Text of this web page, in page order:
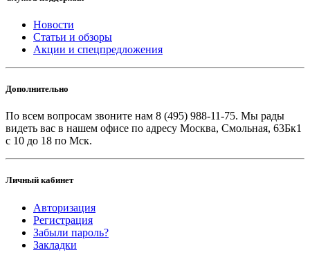
Новости
Статьи и обзоры
Акции и спецпредложения
Дополнительно
По всем вопросам звоните нам 8 (495) 988-11-75. Мы рады
видеть вас в нашем офисе по адресу Москва, Смольная, 63Бк1
с 10 до 18 по Мск.
Личный кабинет
Авторизация
Регистрация
Забыли пароль?
Закладки